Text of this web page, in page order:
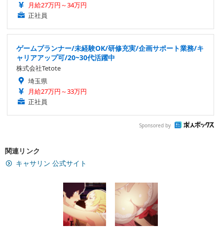
月給27万円～34万円
正社員
ゲームプランナー/未経験OK/研修充実/企画サポート業務/キ
ャリアアップ可/20~30代活躍中
株式会社Tetote
埼玉県
月給27万円～33万円
正社員
Sponsored by
関連リンク
キャサリン 公式サイト